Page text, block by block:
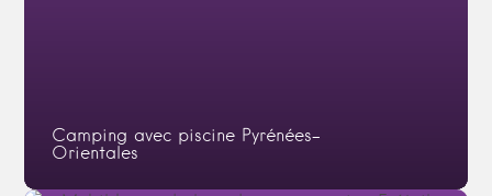
Camping avec piscine Pyrénées-
Orientales